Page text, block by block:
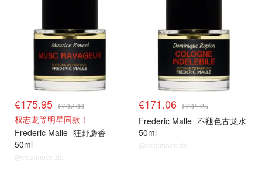
€175.95 €207.00
权志龙等明星同款！
Frederic Malle 狂野麝香
50ml
@dealmoon.de
€171.06 €201.25
Frederic Malle 不褪色古龙水
50ml
@dealmoon.de